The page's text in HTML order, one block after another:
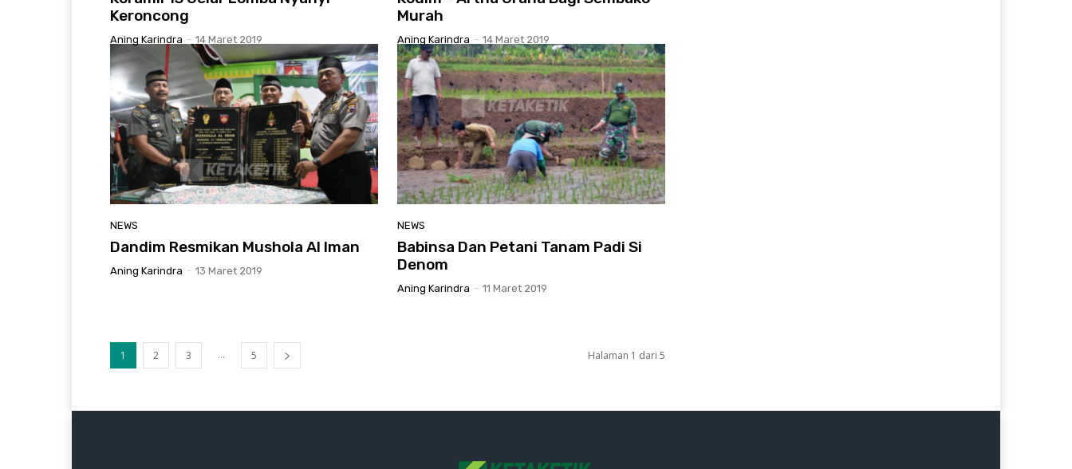
Keroncong
Aning Karindra - 14 Maret 2019
Murah
Aning Karindra - 14 Maret 2019
NEWS
Dandim Resmikan Mushola Al Iman
Aning Karindra - 13 Maret 2019
NEWS
Babinsa Dan Petani Tanam Padi Si
Denom
Aning Karindra - 11 Maret 2019
1 2 3 ... 5 Halaman 1 dari 5